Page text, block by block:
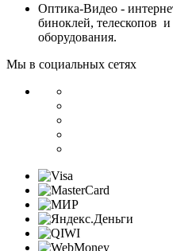
Оптика-Видео -
биноклей, телескопов и
оборудования.
Мы в социальных сетях